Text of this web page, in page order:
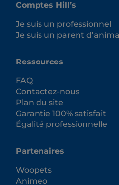
Comptes Hill’s
Je suis un professionnel
Je suis un parent d’animal
Ressources
FAQ
Contactez-nous
Plan du site
Garantie 100% satisfait
Égalité professionnelle
Partenaires
Woopets
Animeo